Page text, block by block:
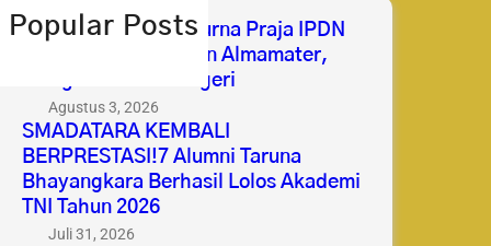
h
Popular Posts
Selamat & Sukses Purna Praja IPDN
2026 Membanggakan Almamater,
Mengabdi untuk Negeri
Agustus 3, 2026
SMADATARA KEMBALI
BERPRESTASI!7 Alumni Taruna
Bhayangkara Berhasil Lolos Akademi
TNI Tahun 2026
Juli 31, 2026